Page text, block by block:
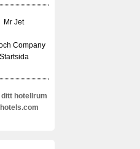
Mr Jet
Company
Startsida
ditt hotellrum